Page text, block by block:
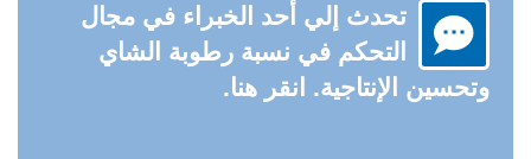
تحدث إلي أحد الخبراء في مجال
التحكم في نسبة رطوبة الشاي
وتحسين الإنتاجية. انقر هنا.